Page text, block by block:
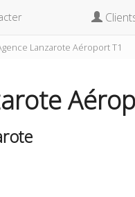
Lanzarote Aéroport T1